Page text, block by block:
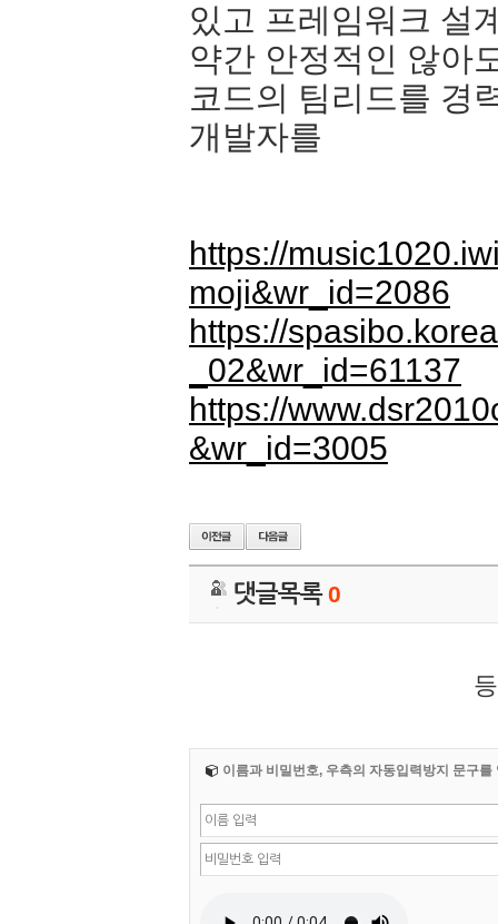
있고 프레임워크 설
약간 안정적인 않아
코드의 팀리드를 경
개발자를
https://
moji&wr_id=2086
https://
_02&wr_id=61137
https://
&wr_id=3005
댓글목록0
이름과 비밀번호, 우측의 자동입력방지 문구를